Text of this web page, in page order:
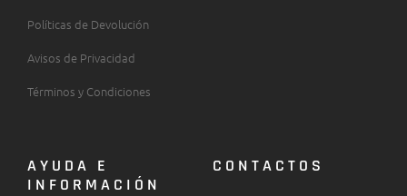
Políticas de Devolución
Avisos de Privacidad
Términos y Condiciones
AYUDA E
INFORMACIÓN
CONTACTOS